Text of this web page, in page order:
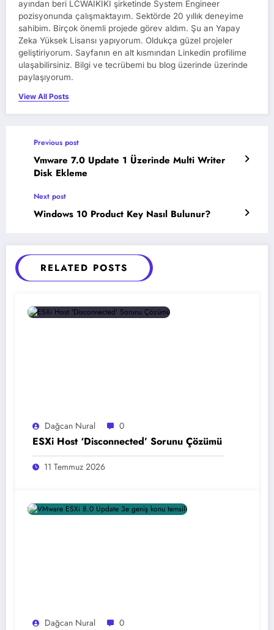
ayından beri LCWAIKIKI şirketinde System Engineer
pozisyonunda çalışmaktayım. Sektörde 20 yıllık deneyime
sahibim. Birçok önemli projede görev aldım. Şu an Yapay
Zeka Yüksek Lisansı yapıyorum. Oldukça güzel projeler
geliştiriyorum. Sayfanın en alt kısmından Linkedin profilime
ulaşabilirsiniz. Bilgi ve tecrübemi bu blog üzerinde üzerinde
paylaşıyorum.
View All Posts
Previous post
Vmware 7.0 Update 1 Üzerinde Multi Writer
Disk Ekleme
Next post
Windows 10 Product Key Nasıl Bulunur?
RELATED POSTS
Dağcan Nural 0
ESXi Host ‘Disconnected’ Sorunu Çözümü
11 Temmuz 2026
Dağcan Nural 0